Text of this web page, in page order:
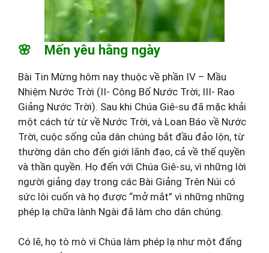
🌸 Mến yêu hằng ngày
Bài Tin Mừng hôm nay thuộc về phần IV – Mầu
Nhiệm Nước Trời (II- Công Bố Nước Trời; III- Rao
Giảng Nước Trời). Sau khi Chúa Giê-su đã mặc khải
một cách từ từ về Nước Trời, và Loan Báo về Nước
Trời, cuộc sống của dân chúng bắt đầu đảo lộn, từ
thường dân cho đến giới lãnh đạo, cả về thế quyền
và thần quyền. Họ đến với Chúa Giê-su, vì những lời
người giảng dạy trong các Bài Giảng Trên Núi có
sức lôi cuốn và họ được “mở mắt” vì những những
phép lạ chữa lành Ngài đã làm cho dân chúng.
Có lẽ, họ tò mò vì Chúa làm phép lạ như một đấng